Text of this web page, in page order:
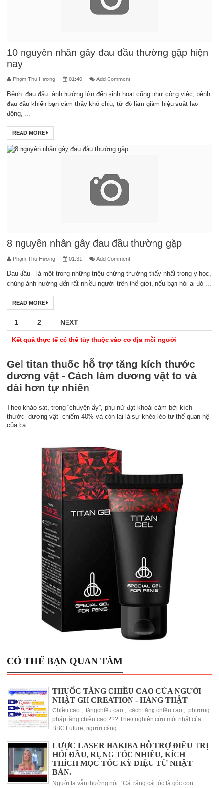
10 nguyên nhân gây đau đầu thường gặp hiện
nay
Phạm Thu Hương 01:40 Add Comment
Bệnh đau đầu ảnh hưởng lớn đến sinh hoạt cũng như công việc, bệnh
đau đầu khiến bạn cảm thấy khó chịu, từ đó làm giảm hiệu suất lao
động, ...
READ MORE
8 nguyên nhân gây đau đầu thường gặp
Phạm Thu Hương 01:31 Add Comment
Đau đầu là một trong những triệu chứng thường thấy nhất trong y học,
chúng ảnh hưởng đến rất nhiều người trên thế giới, nếu bạn hỏi ai đó ...
READ MORE
1 2 NEXT
Kết quả thực tế có thể tùy thuộc vào cơ địa mỗi người
Gel titan thuốc hỗ trợ tăng kích thước
dương vật - Cách làm dương vật to và
dài hơn tự nhiên
Theo khảo sát, trong “chuyện ấy”, phụ nữ đạt khoái cảm bởi kích
thước dương vật chiếm 40% và còn lại là sự khéo léo tư thế quan hệ
của bạ...
CÓ THỂ BẠN QUAN TÂM
THUỐC TĂNG CHIỀU CAO CỦA NGƯỜI
NHẬT GH CREATION - HÀNG THẬT
Chiều cao , tăngchiều cao , cách tăng chiều cao , phương
pháp tăng chiều cao ??? Theo nghiên cứu mới nhất của
BBC Future, người càng...
LƯỢC LASER HAKIBA HỖ TRỢ ĐIỀU TRỊ
HÓI ĐẦU, RỤNG TÓC NHIỀU, KÍCH
THÍCH MỌC TÓC KỲ DIỆU TỪ NHẬT
BẢN.
Người ta vẫn thường nói: “Cái răng cái tóc là góc con